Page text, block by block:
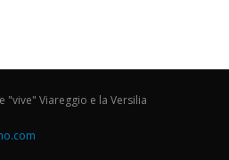
"vive" Viareggio e la Versilia